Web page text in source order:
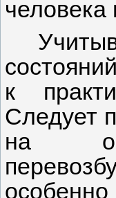
человека
к
Следует
на